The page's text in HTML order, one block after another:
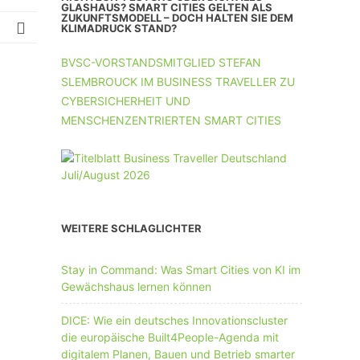
UNTERNEHMEN MIT 11-50 MA
GLASHAUS? SMART CITIES GELTEN ALS
ZUKUNFTSMODELL – DOCH HALTEN SIE DEM
KLIMADRUCK STAND?
BVSC-VORSTANDSMITGLIED STEFAN
SLEMBROUCK IM BUSINESS TRAVELLER ZU
CYBERSICHERHEIT UND
MENSCHENZENTRIERTEN SMART CITIES
WEITERE SCHLAGLICHTER
Stay in Command: Was Smart Cities von KI im
Gewächshaus lernen können
DICE: Wie ein deutsches Innovationscluster
die europäische Built4People-Agenda mit
digitalem Planen, Bauen und Betrieb smarter